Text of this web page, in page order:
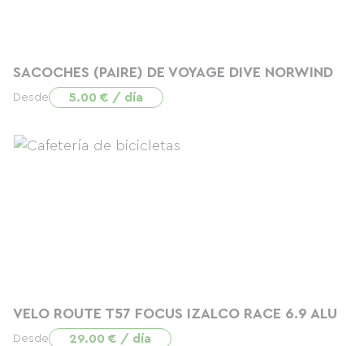
SACOCHES (PAIRE) DE VOYAGE DIVE NORWIND
Desde 5.00 € / día
VELO ROUTE T57 FOCUS IZALCO RACE 6.9 ALU
Desde 29.00 € / día